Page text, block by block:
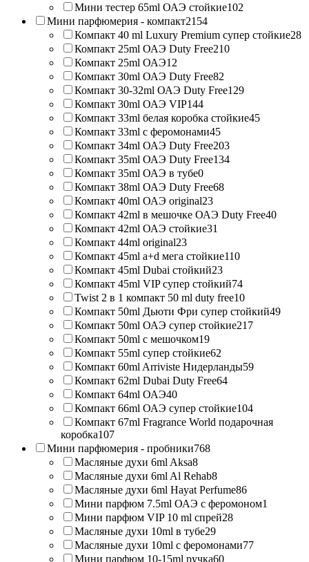
Мини тестер 65ml ОАЭ стойкие102
Мини парфюмерия - компакт2154
Компакт 40 ml Luxury Premium супер стойкие28
Компакт 25ml ОАЭ Duty Free210
Компакт 25ml ОАЭ12
Компакт 30ml ОАЭ Duty Free82
Компакт 30-32ml ОАЭ Duty Free129
Компакт 30ml ОАЭ VIP144
Компакт 33ml белая коробка стойкие45
Компакт 33ml с феромонами45
Компакт 34ml ОАЭ Duty Free203
Компакт 35ml ОАЭ Duty Free134
Компакт 35ml ОАЭ в тубе0
Компакт 38ml ОАЭ Duty Free68
Компакт 40ml ОАЭ original23
Компакт 42ml в мешочке ОАЭ Duty Free40
Компакт 42ml ОАЭ стойкие31
Компакт 44ml original23
Компакт 45ml a+d мега стойкие110
Компакт 45ml Dubai стойкий23
Компакт 45ml VIP супер стойкий74
Twist 2 в 1 компакт 50 ml duty free10
Компакт 50ml Дьюти Фри супер стойкий49
Компакт 50ml ОАЭ супер стойкие217
Компакт 50ml с мешочком19
Компакт 55ml супер стойкие62
Компакт 60ml Arriviste Нидерланды59
Компакт 62ml Dubai Duty Free64
Компакт 64ml ОАЭ40
Компакт 66ml ОАЭ супер стойкие104
Компакт 67ml Fragrance World подарочная
коробка107
Мини парфюмерия - пробники768
Масляные духи 6ml Aksa8
Масляные духи 6ml Al Rehab8
Масляные духи 6ml Hayat Perfume86
Мини парфюм 7.5ml ОАЭ с феромоном1
Мини парфюм VIP 10 ml спрей28
Масляные духи 10ml в тубе29
Масляные духи 10ml с феромонами77
Мини парфюм 10-15ml ручка60